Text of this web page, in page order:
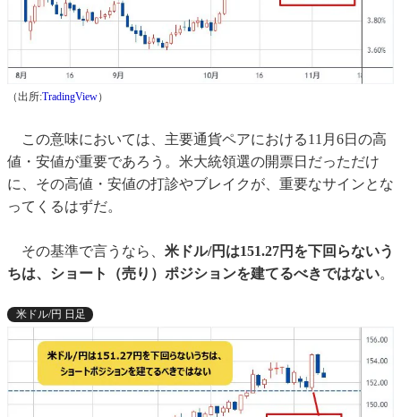
（出所:TradingView）
この意味においては、主要通貨ペアにおける11月6日の高
値・安値が重要であろう。米大統領選の開票日だっただけ
に、その高値・安値の打診やブレイクが、重要なサインとな
ってくるはずだ。
その基準で言うなら、 米ドル/円は151.27円を下回らないう
ちは、ショート（売り）ポジションを建てるべきではない。
米ドル/円 日足